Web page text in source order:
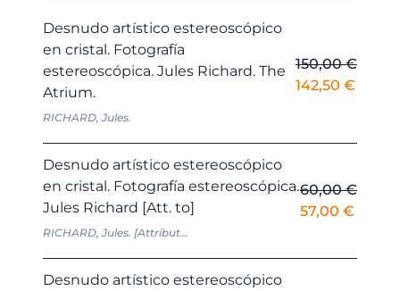
Desnudo artístico estereoscópico
en cristal. Fotografía
estereoscópica. Jules Richard. The
Atrium.
RICHARD, Jules.
150,00€
El
era:
142,50 €
es:
Desnudo artístico estereoscópico
en cristal. Fotografía estereoscópica.
Jules Richard [Att. to]
RICHARD, Jules. [Attribut...
60,00€
El
57,00 €
Desnudo artístico estereoscópico